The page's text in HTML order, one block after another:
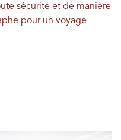
sécurité et de manière
pour un voyage